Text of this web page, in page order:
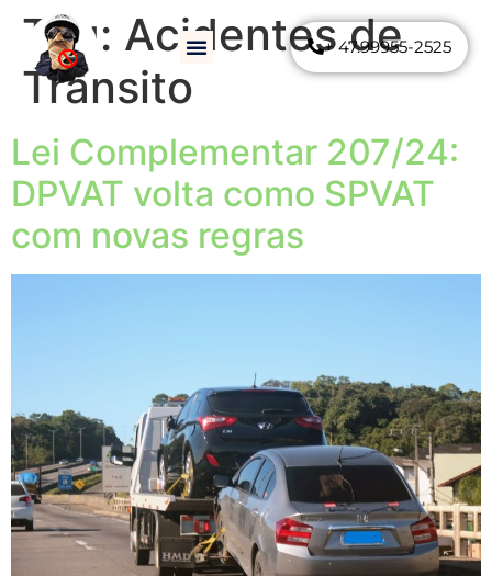
+ 47.99955-2525
Tag: Acidentes de
Trânsito
Lei Complementar 207/24:
DPVAT volta como SPVAT
com novas regras